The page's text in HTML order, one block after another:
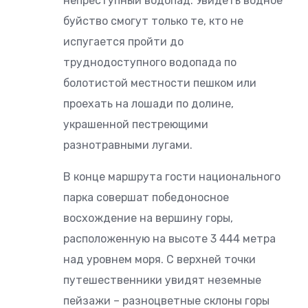
буйство смогут только те, кто не
испугается пройти до
труднодоступного водопада по
болотистой местности пешком или
проехать на лошади по долине,
украшенной пестреющими
разнотравными лугами.
В конце маршрута гости национального
парка совершат победоносное
восхождение на вершину горы,
расположенную на высоте 3 444 метра
над уровнем моря. С верхней точки
путешественники увидят неземные
пейзажи – разноцветные склоны горы